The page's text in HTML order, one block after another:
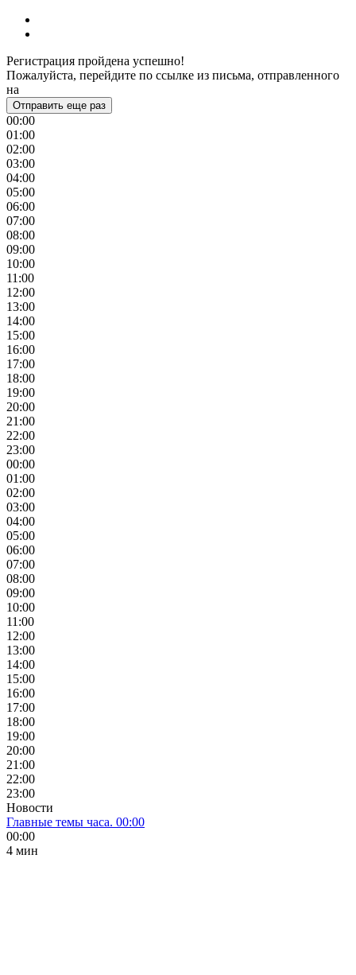
Регистрация пройдена успешно!
Пожалуйста, перейдите по ссылке из письма, отправленного
на
Отправить еще раз
00:00
01:00
02:00
03:00
04:00
05:00
06:00
07:00
08:00
09:00
10:00
11:00
12:00
13:00
14:00
15:00
16:00
17:00
18:00
19:00
20:00
21:00
22:00
23:00
00:00
01:00
02:00
03:00
04:00
05:00
06:00
07:00
08:00
09:00
10:00
11:00
12:00
13:00
14:00
15:00
16:00
17:00
18:00
19:00
20:00
21:00
22:00
23:00
Новости
Главные темы часа. 00:00
00:00
4 мин